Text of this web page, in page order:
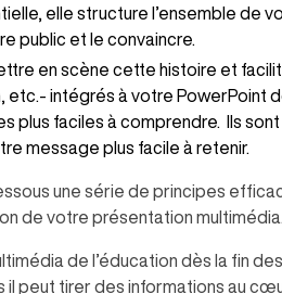
elle structure l’ensemble de
public et le convaincre.
en scène cette histoire et
etc.- intégrés à votre PowerPoint
plus faciles à comprendre. Ils
message plus facile à retenir.
une série de principes
de votre présentation multimédia.
de l’éducation dès la fin
il peut tirer des informations au